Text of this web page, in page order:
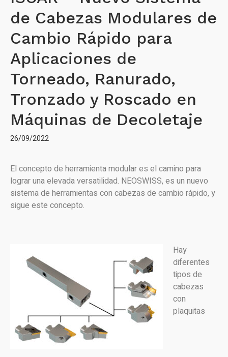
de Cabezas Modulares de
Cambio Rápido para
Aplicaciones de
Torneado, Ranurado,
Tronzado y Roscado en
Máquinas de Decoletaje
26/09/2022
El concepto de herramienta modular es el camino para
lograr una elevada versatilidad. NEOSWISS, es un nuevo
sistema de herramientas con cabezas de cambio rápido, y
sigue este concepto.
Hay
diferentes
tipos de
cabezas
con
plaquitas